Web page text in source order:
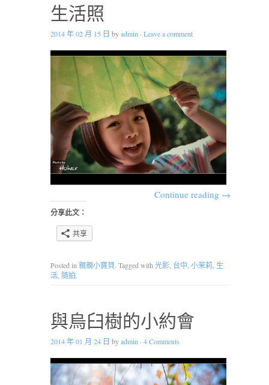
生活照
2014 年 02 月 15 日 byadmin · Leave a comment
Continue reading →
分享此文：
共享
Posted in 親親小寶貝. Tagged with 光影 台中 小茉莉 生
活 隨拍.
與烏臼樹的小約會
2014 年 01 月 24 日 byadmin · 4 Comments